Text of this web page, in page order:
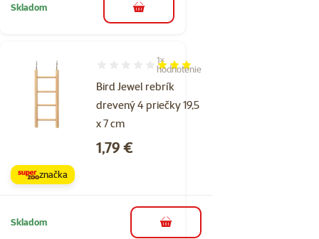
Skladom do košíka
Bird Jewel rebrík
drevený 4 priečky 19,5
x 7 cm
Hodnotenie 60%, počet hodnotení: 1
1×
hodnotenie
Cena
1,79 €
značka
Skladom do košíka